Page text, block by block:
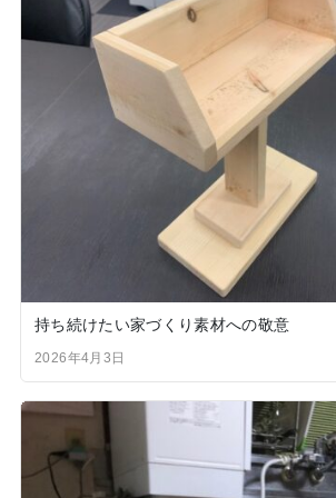
持ち続けたい家づくり素材への敬意
2026年4月3日